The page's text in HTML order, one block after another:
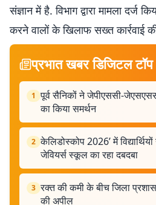
संज्ञान में है. विभाग द्वारा मामला दर्ज
करने वालों के खिलाफ सख्त कार्रवाई
प्रभात खबर डिजिटल टॉप
1 पूर्व सैनिकों ने जेपीएससी-
का किया समर्थन
2 केलिडोस्कोप 2026’ में
जेवियर्स स्कूल का रहा दबदबा
3 रक्त की कमी के बीच जिला
की अपील